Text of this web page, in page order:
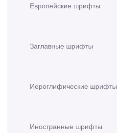
Европейские шрифты
Заглавные шрифты
Иероглифические шрифты
Иностранные шрифты